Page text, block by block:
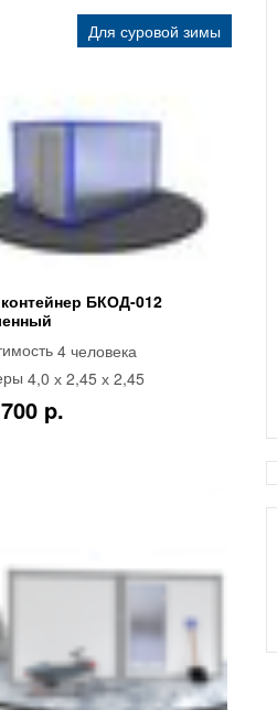
Для суровой зимы
БКОД-012
4 человека
4,0 х 2,45 х 2,45
p.